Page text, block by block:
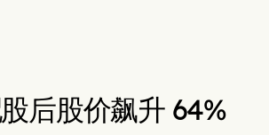
后股价飙升 64%